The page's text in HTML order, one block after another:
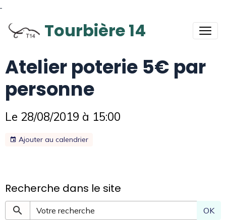
Tourbière 14
Atelier poterie 5€ par
personne
Le 28/08/2019 à 15:00
Ajouter au calendrier
Recherche dans le site
OK